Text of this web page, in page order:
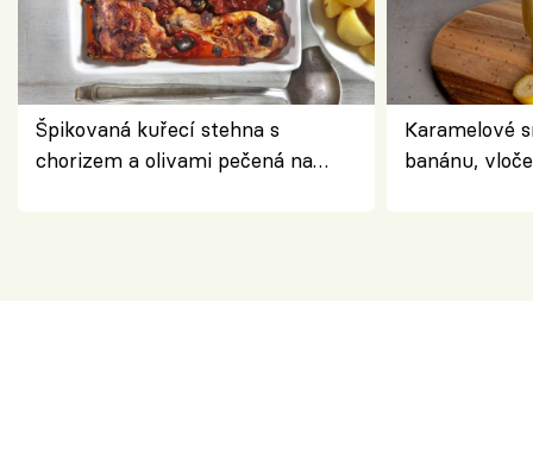
Špikovaná kuřecí stehna s
chorizem a olivami pečená na
Karamelové
banánu,